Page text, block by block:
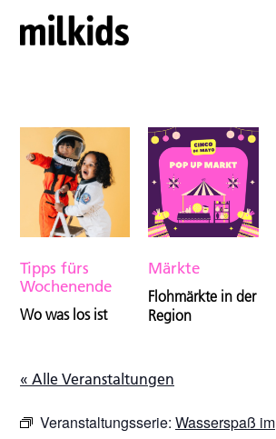
Tipps fürs
Wochenende
Wo was los ist
Märkte
Flohmärkte in der
Region
« Alle Veranstaltungen
Veranstaltungsserie: Wasserspaß im